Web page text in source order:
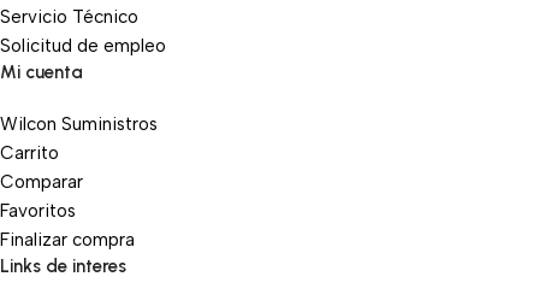
Servicio Técnico
Solicitud de empleo
Mi cuenta
Wilcon Suministros
Carrito
Comparar
Favoritos
Finalizar compra
Links de interes